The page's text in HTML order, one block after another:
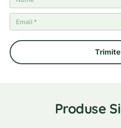
Produse